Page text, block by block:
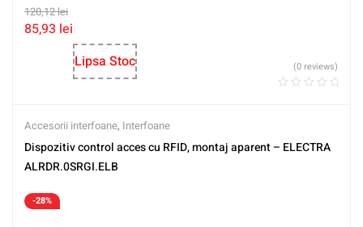
120,12lei
85,93 lei
Lipsa Stoc
(0 reviews)
Accesorii interfoane, Interfoane
Dispozitiv control acces cu RFID, montaj aparent – ELECTRA
ALRDR.0SRGI.ELB
-28%